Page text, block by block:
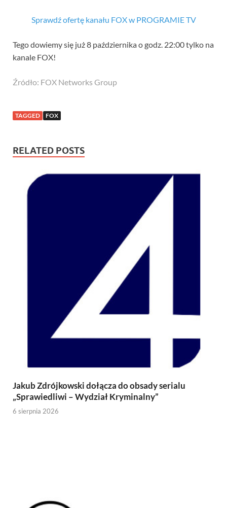
Sprawdź ofertę kanału FOX w PROGRAMIE TV
Tego dowiemy się już 8 października o godz. 22:00 tylko na
kanale FOX!
Źródło: FOX Networks Group
TAGGED FOX
RELATED POSTS
Jakub Zdrójkowski dołącza do obsady serialu
„Sprawiedliwi – Wydział Kryminalny”
6 sierpnia 2026